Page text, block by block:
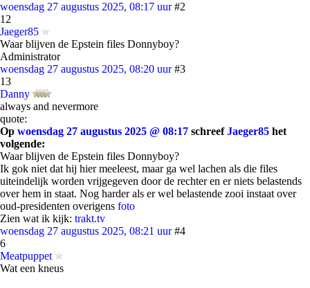
woensdag 27 augustus 2025, 08:17 uur #2
12
Jaeger85
Waar blijven de Epstein files Donnyboy?
Administrator
woensdag 27 augustus 2025, 08:20 uur #3
13
Danny
always and nevermore
quote:
Op woensdag 27 augustus 2025 @ 08:17 schreefJaeger85 het
volgende:
Waar blijven de Epstein files Donnyboy?
Ik gok niet dat hij hier meeleest, maar ga wel lachen als die files
uiteindelijk worden vrijgegeven door de rechter en er niets belastends
over hem in staat. Nog harder als er wel belastende zooi instaat over
oud-presidenten overigens foto
Zien wat ik kijk: trakt.tv
woensdag 27 augustus 2025, 08:21 uur #4
6
Meatpuppet
Wat een kneus